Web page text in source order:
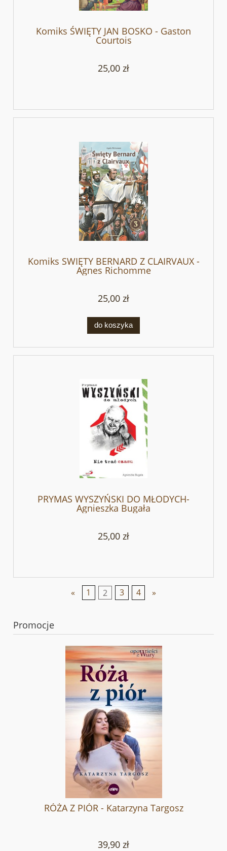
Komiks ŚWIĘTY JAN BOSKO - Gaston
Courtois
25,00 zł
Komiks SWIĘTY BERNARD Z CLAIRVAUX -
Agnes Richomme
25,00 zł
do koszyka
PRYMAS WYSZYŃSKI DO MŁODYCH-
Agnieszka Bugała
25,00 zł
« 1 2 3 4 »
Promocje
RÓŻA Z PIÓR - Katarzyna Targosz
39,90 zł